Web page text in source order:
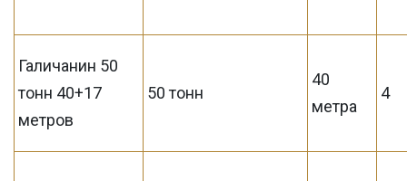
Галичанин 50
тонн 40+17
метров
50 тонн
40
метра
4